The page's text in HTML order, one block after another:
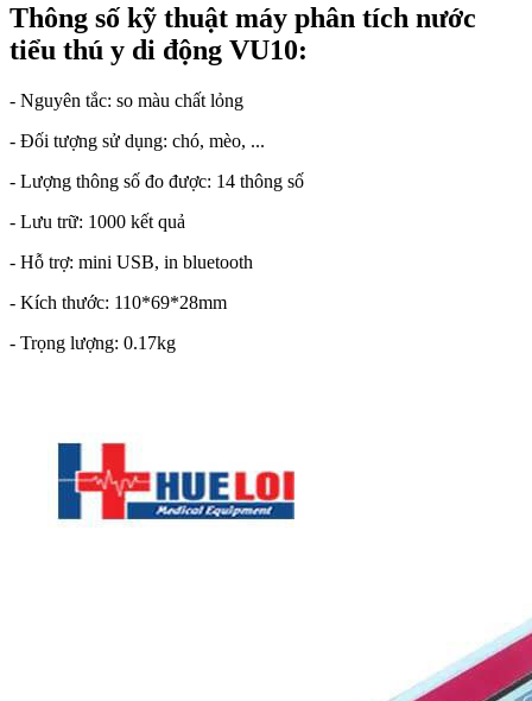
Thông số kỹ thuật máy phân tích nước
tiểu thú y di động VU10:
- Nguyên tắc: so màu chất lỏng
- Đối tượng sử dụng: chó, mèo, ...
- Lượng thông số đo được: 14 thông số
- Lưu trữ: 1000 kết quả
- Hỗ trợ: mini USB, in bluetooth
- Kích thước: 110*69*28mm
- Trọng lượng: 0.17kg